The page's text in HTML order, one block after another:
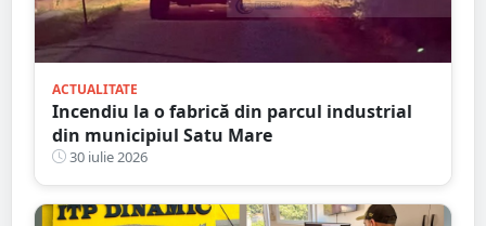
ACTUALITATE
Incendiu la o fabrică din parcul industrial
din municipiul Satu Mare
30 iulie 2026